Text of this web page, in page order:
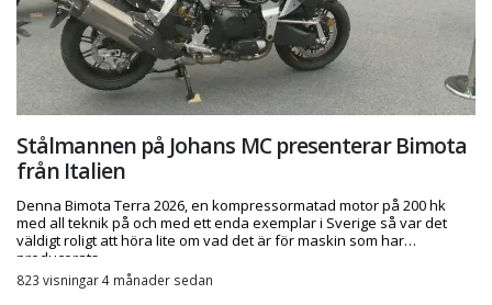
Stålmannen på Johans MC presenterar Bimota
från Italien
Denna Bimota Terra 2026, en kompressormatad motor på 200 hk
med all teknik på och med ett enda exemplar i Sverige så var det
väldigt roligt att höra lite om vad det är för maskin som har
producerats.
823 visningar 4 månader sedan